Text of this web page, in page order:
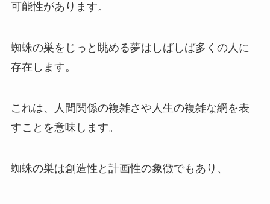
可能性があります。
蜘蛛の巣をじっと眺める夢はしばしば多くの人に
存在します。
これは、人間関係の複雑さや人生の複雑な網を表
すことを意味します。
蜘蛛の巣は創造性と計画性の象徴でもあり、